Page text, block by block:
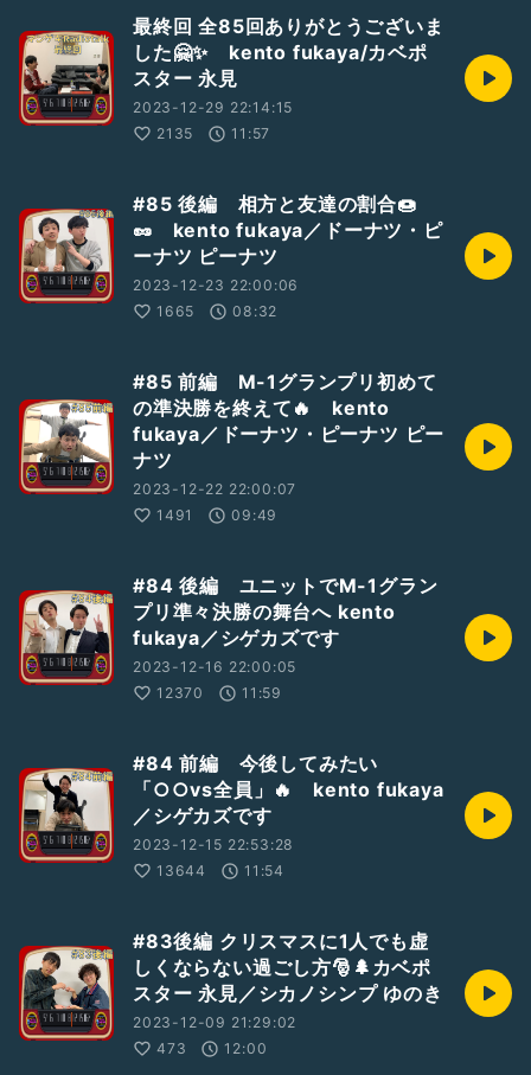
#kentofukaya #カベポスター #最終回 #お笑い #芸人
#マンゲキRadiotalk #よしもと漫才劇場
#2人組
#ゆるい
最終回 全85回ありがとうございま
した🤗✨ kento fukaya/カベポ
スター 永見
2023-12-29 22:14:15
2135
11:57
#85 後編 相方と友達の割合🍩
🥜 kento fukaya／ドーナツ・ピ
ーナツ ピーナツ
2023-12-23 22:00:06
1665
08:32
#85 前編 M-1グランプリ初めて
の準決勝を終えて🔥 kento
fukaya／ドーナツ・ピーナツ ピー
ナツ
2023-12-22 22:00:07
1491
09:49
#84 後編 ユニットでM-1グラン
プリ準々決勝の舞台へ kento
fukaya／シゲカズです
2023-12-16 22:00:05
12370
11:59
#84 前編 今後してみたい
「○○vs全員」🔥 kento fukaya
／シゲカズです
2023-12-15 22:53:28
13644
11:54
#83後編 クリスマスに1人でも虚
しくならない過ごし方🎅🌲カベポ
スター 永見／シカノシンプ ゆのき
2023-12-09 21:29:02
473
12:00